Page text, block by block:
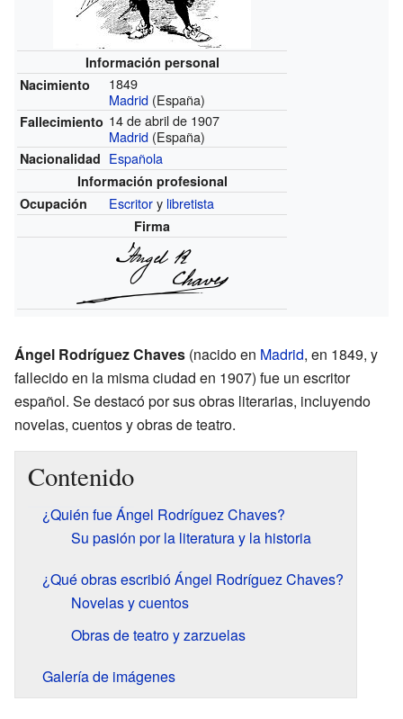
Información personal
Nacimiento
1849
Madrid (España)
Fallecimiento 14 de abril de 1907
Madrid (España)
Nacionalidad Española
Información profesional
Ocupación
Escritory libretista
Firma
Ángel Rodríguez Chaves (nacido en Madrid, en 1849, y
fallecido en la misma ciudad en 1907) fue un escritor
español. Se destacó por sus obras literarias, incluyendo
novelas, cuentos y obras de teatro.
Contenido
¿Quién fue Ángel Rodríguez Chaves?
Su pasión por la literatura y la historia
¿Qué obras escribió Ángel Rodríguez Chaves?
Novelas y cuentos
Obras de teatro y zarzuelas
Galería de imágenes